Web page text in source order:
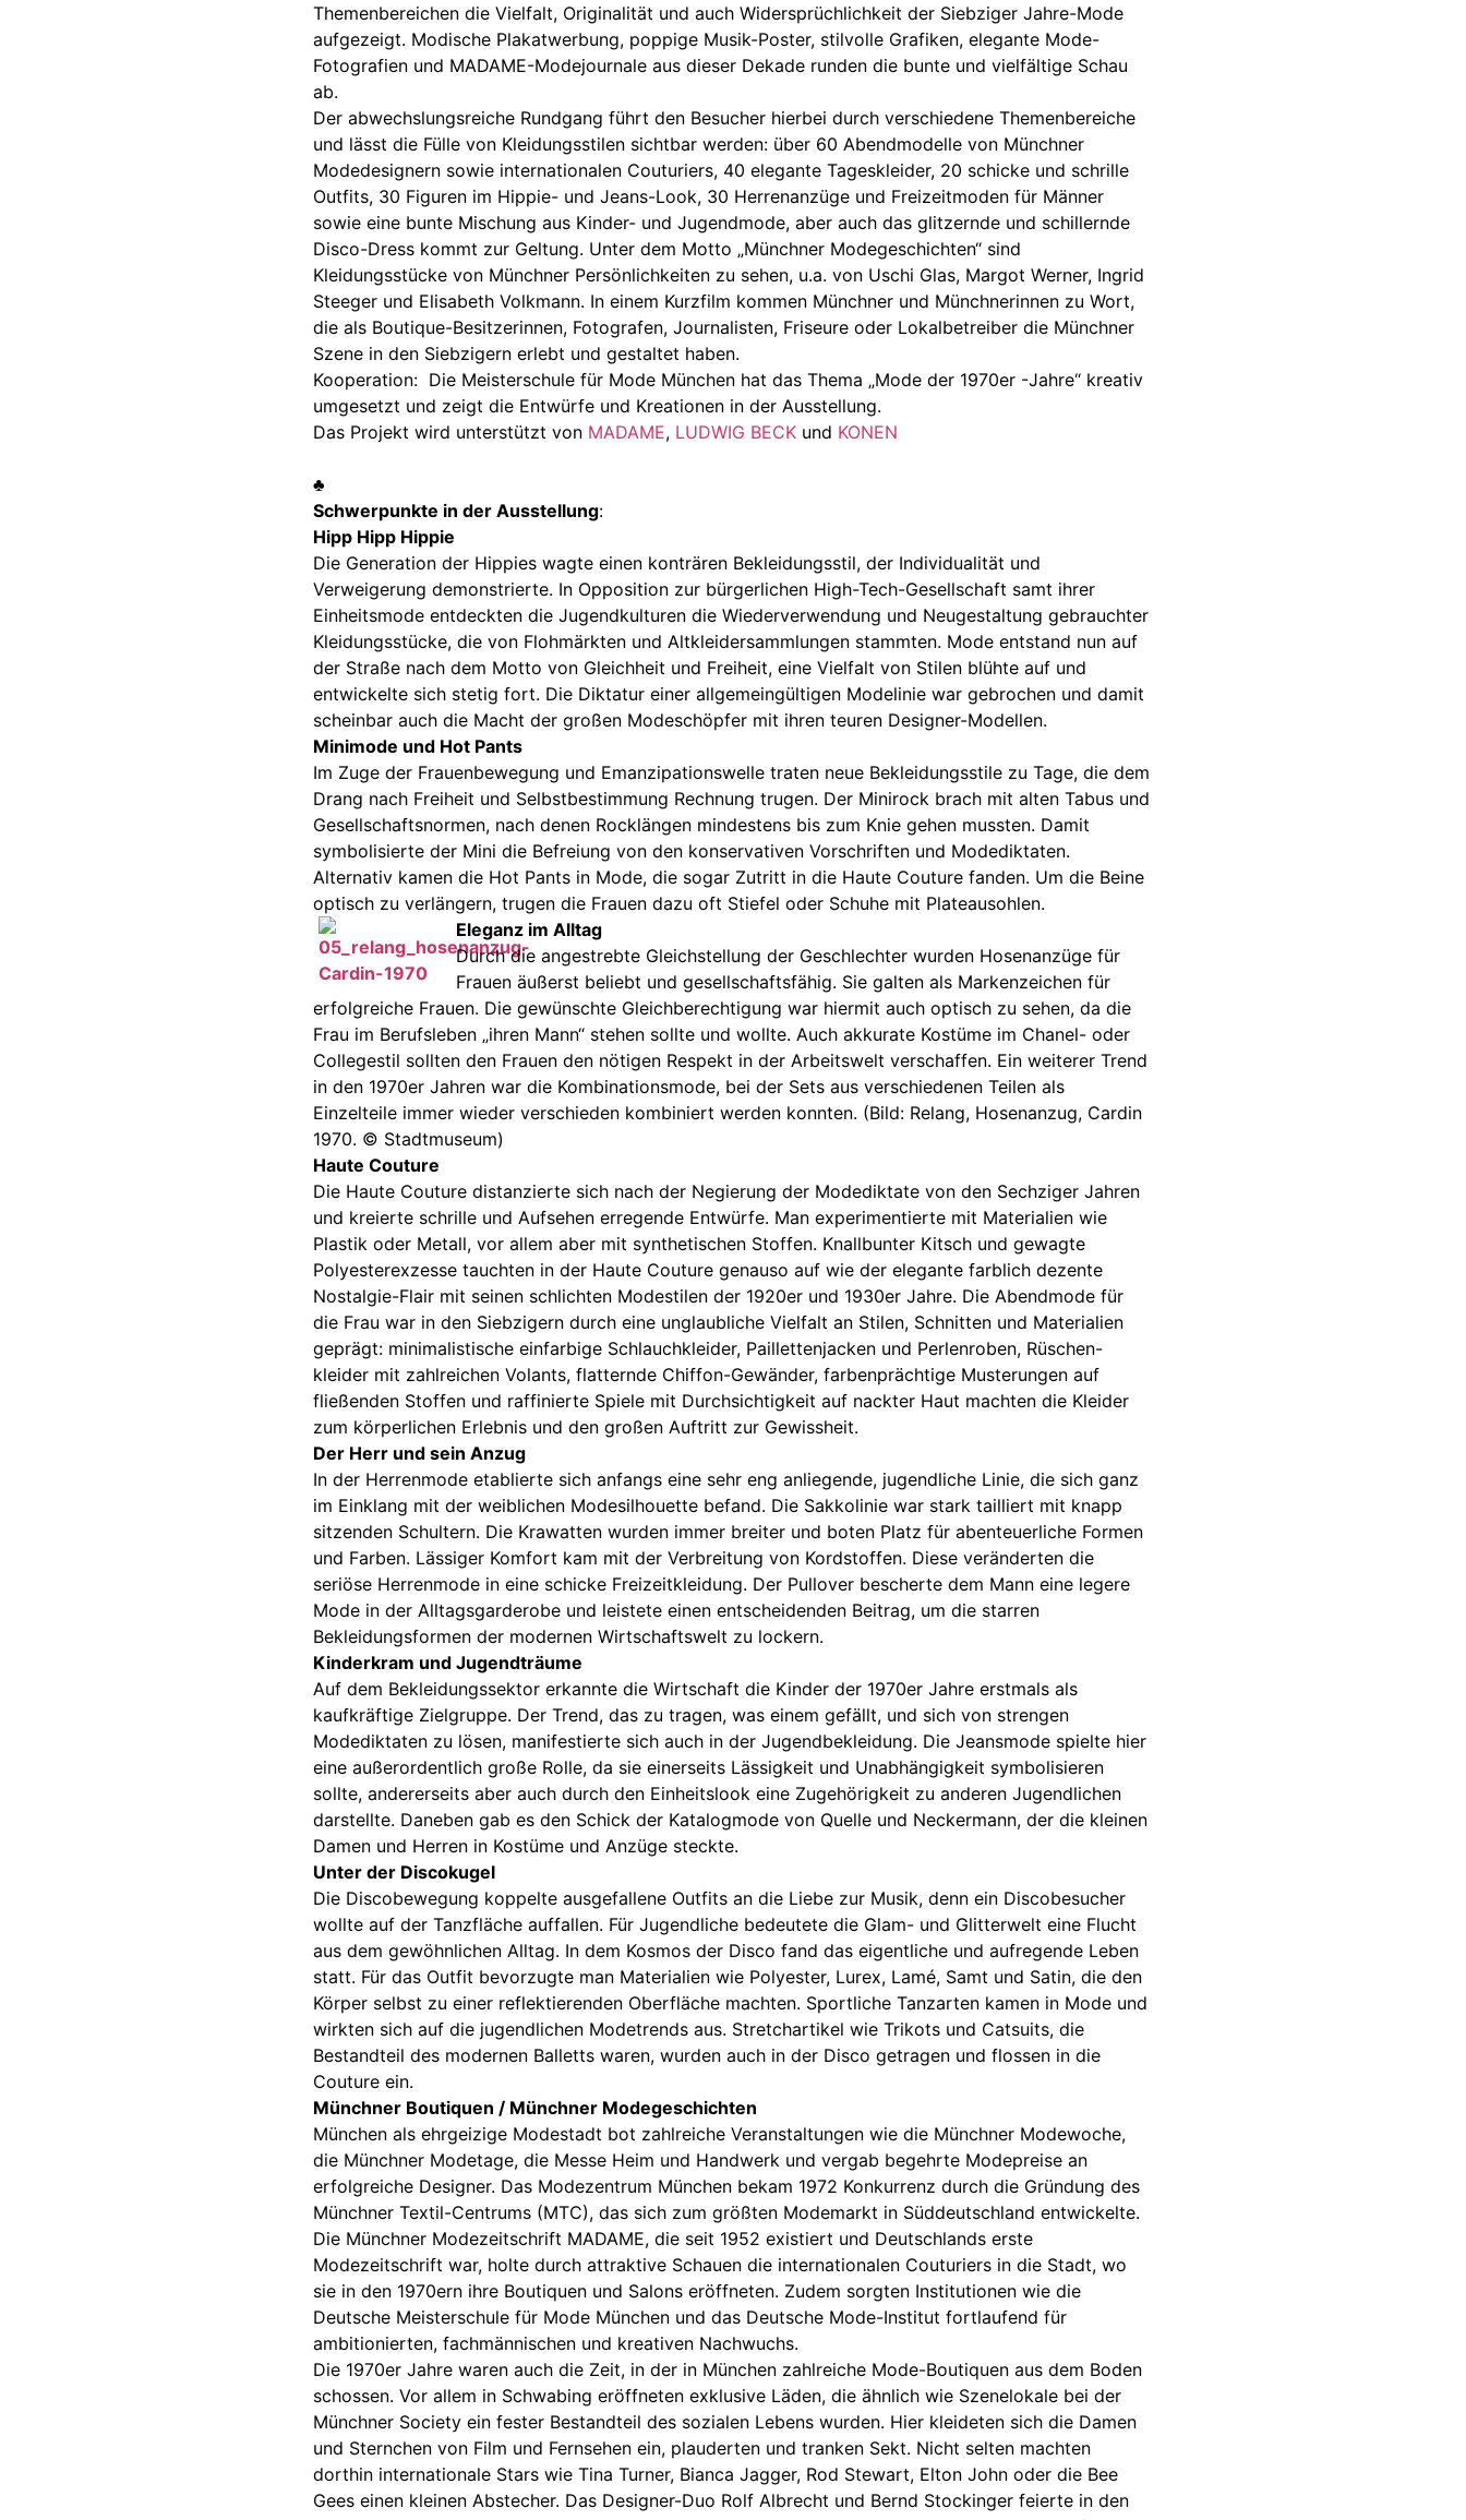
Themenbereichen die Vielfalt, Originalität und auch Widersprüchlichkeit der Siebziger Jahre-Mode
aufgezeigt. Modische Plakatwerbung, poppige Musik-Poster, stilvolle Grafiken, elegante Mode-
Fotografien und MADAME-Modejournale aus dieser Dekade runden die bunte und vielfältige Schau
ab.
Der abwechslungsreiche Rundgang führt den Besucher hierbei durch verschiedene Themenbereiche
und lässt die Fülle von Kleidungsstilen sichtbar werden: über 60 Abendmodelle von Münchner
Modedesignern sowie internationalen Couturiers, 40 elegante Tageskleider, 20 schicke und schrille
Outfits, 30 Figuren im Hippie- und Jeans-Look, 30 Herrenanzüge und Freizeitmoden für Männer
sowie eine bunte Mischung aus Kinder- und Jugendmode, aber auch das glitzernde und schillernde
Disco-Dress kommt zur Geltung. Unter dem Motto „Münchner Modegeschichten“ sind
Kleidungsstücke von Münchner Persönlichkeiten zu sehen, u.a. von Uschi Glas, Margot Werner, Ingrid
Steeger und Elisabeth Volkmann. In einem Kurzfilm kommen Münchner und Münchnerinnen zu Wort,
die als Boutique-Besitzerinnen, Fotografen, Journalisten, Friseure oder Lokalbetreiber die Münchner
Szene in den Siebzigern erlebt und gestaltet haben.
Kooperation: Die Meisterschule für Mode München hat das Thema „Mode der 1970er -Jahre“ kreativ
umgesetzt und zeigt die Entwürfe und Kreationen in der Ausstellung.
Das Projekt wird unterstützt von MADAME, LUDWIG BECK und KONEN
♣
Schwerpunkte in der Ausstellung:
Hipp Hipp Hippie
Die Generation der Hippies wagte einen konträren Bekleidungsstil, der Individualität und
Verweigerung demonstrierte. In Opposition zur bürgerlichen High-Tech-Gesellschaft samt ihrer
Einheitsmode entdeckten die Jugendkulturen die Wiederverwendung und Neugestaltung gebrauchter
Kleidungsstücke, die von Flohmärkten und Altkleidersammlungen stammten. Mode entstand nun auf
der Straße nach dem Motto von Gleichheit und Freiheit, eine Vielfalt von Stilen blühte auf und
entwickelte sich stetig fort. Die Diktatur einer allgemeingültigen Modelinie war gebrochen und damit
scheinbar auch die Macht der großen Modeschöpfer mit ihren teuren Designer-Modellen.
Minimode und Hot Pants
Im Zuge der Frauenbewegung und Emanzipationswelle traten neue Bekleidungsstile zu Tage, die dem
Drang nach Freiheit und Selbstbestimmung Rechnung trugen. Der Minirock brach mit alten Tabus und
Gesellschaftsnormen, nach denen Rocklängen mindestens bis zum Knie gehen mussten. Damit
symbolisierte der Mini die Befreiung von den konservativen Vorschriften und Modediktaten.
Alternativ kamen die Hot Pants in Mode, die sogar Zutritt in die Haute Couture fanden. Um die Beine
optisch zu verlängern, trugen die Frauen dazu oft Stiefel oder Schuhe mit Plateausohlen.
Eleganz im Alltag
Durch die angestrebte Gleichstellung der Geschlechter wurden Hosenanzüge für
Frauen äußerst beliebt und gesellschaftsfähig. Sie galten als Markenzeichen für
erfolgreiche Frauen. Die gewünschte Gleichberechtigung war hiermit auch optisch zu sehen, da die
Frau im Berufsleben „ihren Mann“ stehen sollte und wollte. Auch akkurate Kostüme im Chanel- oder
Collegestil sollten den Frauen den nötigen Respekt in der Arbeitswelt verschaffen. Ein weiterer Trend
in den 1970er Jahren war die Kombinationsmode, bei der Sets aus verschiedenen Teilen als
Einzelteile immer wieder verschieden kombiniert werden konnten. (Bild: Relang, Hosenanzug, Cardin
1970. © Stadtmuseum)
Haute Couture
Die Haute Couture distanzierte sich nach der Negierung der Modediktate von den Sechziger Jahren
und kreierte schrille und Aufsehen erregende Entwürfe. Man experimentierte mit Materialien wie
Plastik oder Metall, vor allem aber mit synthetischen Stoffen. Knallbunter Kitsch und gewagte
Polyesterexzesse tauchten in der Haute Couture genauso auf wie der elegante farblich dezente
Nostalgie-Flair mit seinen schlichten Modestilen der 1920er und 1930er Jahre. Die Abendmode für
die Frau war in den Siebzigern durch eine unglaubliche Vielfalt an Stilen, Schnitten und Materialien
geprägt: minimalistische einfarbige Schlauchkleider, Paillettenjacken und Perlenroben, Rüschen-
kleider mit zahlreichen Volants, flatternde Chiffon-Gewänder, farbenprächtige Musterungen auf
fließenden Stoffen und raffinierte Spiele mit Durchsichtigkeit auf nackter Haut machten die Kleider
zum körperlichen Erlebnis und den großen Auftritt zur Gewissheit.
Der Herr und sein Anzug
In der Herrenmode etablierte sich anfangs eine sehr eng anliegende, jugendliche Linie, die sich ganz
im Einklang mit der weiblichen Modesilhouette befand. Die Sakkolinie war stark tailliert mit knapp
sitzenden Schultern. Die Krawatten wurden immer breiter und boten Platz für abenteuerliche Formen
und Farben. Lässiger Komfort kam mit der Verbreitung von Kordstoffen. Diese veränderten die
seriöse Herrenmode in eine schicke Freizeitkleidung. Der Pullover bescherte dem Mann eine legere
Mode in der Alltagsgarderobe und leistete einen entscheidenden Beitrag, um die starren
Bekleidungsformen der modernen Wirtschaftswelt zu lockern.
Kinderkram und Jugendträume
Auf dem Bekleidungssektor erkannte die Wirtschaft die Kinder der 1970er Jahre erstmals als
kaufkräftige Zielgruppe. Der Trend, das zu tragen, was einem gefällt, und sich von strengen
Modediktaten zu lösen, manifestierte sich auch in der Jugendbekleidung. Die Jeansmode spielte hier
eine außerordentlich große Rolle, da sie einerseits Lässigkeit und Unabhängigkeit symbolisieren
sollte, andererseits aber auch durch den Einheitslook eine Zugehörigkeit zu anderen Jugendlichen
darstellte. Daneben gab es den Schick der Katalogmode von Quelle und Neckermann, der die kleinen
Damen und Herren in Kostüme und Anzüge steckte.
Unter der Discokugel
Die Discobewegung koppelte ausgefallene Outfits an die Liebe zur Musik, denn ein Discobesucher
wollte auf der Tanzfläche auffallen. Für Jugendliche bedeutete die Glam- und Glitterwelt eine Flucht
aus dem gewöhnlichen Alltag. In dem Kosmos der Disco fand das eigentliche und aufregende Leben
statt. Für das Outfit bevorzugte man Materialien wie Polyester, Lurex, Lamé, Samt und Satin, die den
Körper selbst zu einer reflektierenden Oberfläche machten. Sportliche Tanzarten kamen in Mode und
wirkten sich auf die jugendlichen Modetrends aus. Stretchartikel wie Trikots und Catsuits, die
Bestandteil des modernen Balletts waren, wurden auch in der Disco getragen und flossen in die
Couture ein.
Münchner Boutiquen / Münchner Modegeschichten
München als ehrgeizige Modestadt bot zahlreiche Veranstaltungen wie die Münchner Modewoche,
die Münchner Modetage, die Messe Heim und Handwerk und vergab begehrte Modepreise an
erfolgreiche Designer. Das Modezentrum München bekam 1972 Konkurrenz durch die Gründung des
Münchner Textil-Centrums (MTC), das sich zum größten Modemarkt in Süddeutschland entwickelte.
Die Münchner Modezeitschrift MADAME, die seit 1952 existiert und Deutschlands erste
Modezeitschrift war, holte durch attraktive Schauen die internationalen Couturiers in die Stadt, wo
sie in den 1970ern ihre Boutiquen und Salons eröffneten. Zudem sorgten Institutionen wie die
Deutsche Meisterschule für Mode München und das Deutsche Mode-Institut fortlaufend für
ambitionierten, fachmännischen und kreativen Nachwuchs.
Die 1970er Jahre waren auch die Zeit, in der in München zahlreiche Mode-Boutiquen aus dem Boden
schossen. Vor allem in Schwabing eröffneten exklusive Läden, die ähnlich wie Szenelokale bei der
Münchner Society ein fester Bestandteil des sozialen Lebens wurden. Hier kleideten sich die Damen
und Sternchen von Film und Fernsehen ein, plauderten und tranken Sekt. Nicht selten machten
dorthin internationale Stars wie Tina Turner, Bianca Jagger, Rod Stewart, Elton John oder die Bee
Gees einen kleinen Abstecher. Das Designer-Duo Rolf Albrecht und Bernd Stockinger feierte in den